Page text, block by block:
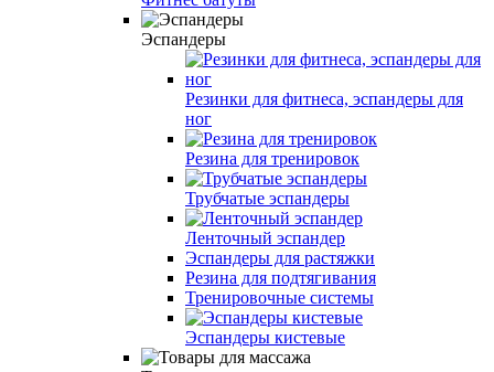
Эспандеры
Резинки для фитнеса, эспандеры для
ног
Резина для тренировок
Трубчатые эспандеры
Ленточный эспандер
Эспандеры для растяжки
Резина для подтягивания
Тренировочные системы
Эспандеры кистевые